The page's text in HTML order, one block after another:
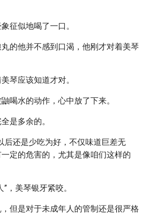
征似地喝了一口。
的他并不感到口渴，他刚才对着美琴
琴应该知道才对。
喝水的动作，心中放了下来。
是多余的。
后还是少吃为好，不仅味道巨差无
定的危害的，尤其是像咱们这样的
，美琴银牙紧咬。
但是对于未成年人的管制还是很严格